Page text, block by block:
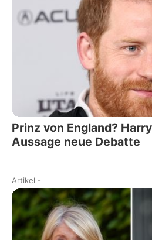
Prinz von England?
Aussage neue Debatte
Artikel -